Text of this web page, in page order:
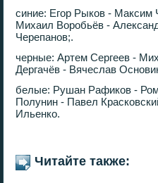
синие: Егор Рыков - Максим
Михаил Воробьёв -
Черепанов;.
черные: Артем Сергеев -
Дергачёв - Вячеслав
белые: Рушан Рафиков -
Полунин - Павел
Ильенко.
Читайте также: